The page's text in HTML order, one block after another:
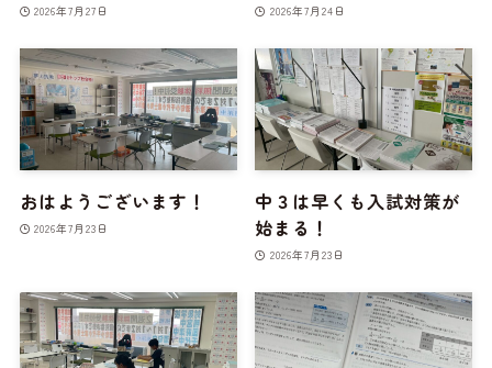
2026年7月27日 2026年7月24日
おはようございます！
2026年7月23日
中３は早くも入試対策が
始まる！
2026年7月23日